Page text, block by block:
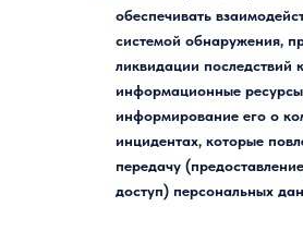
обеспечивать
системой обнаружения,
ликвидации последствий
информационные
информирование его о
инцидентах, которые
передачу
доступ) персональных